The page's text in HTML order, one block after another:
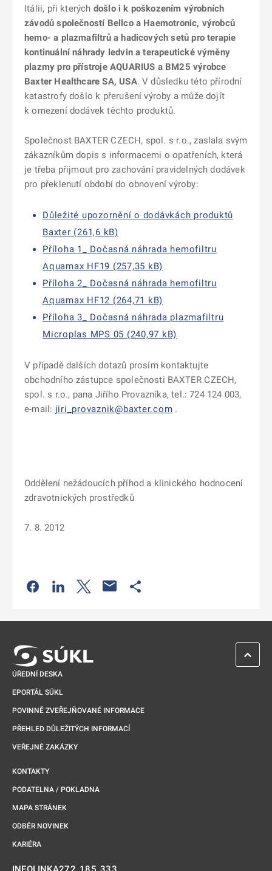
Itálii, při kterých došlo i k poškozením výrobních
závodů společností Bellco a Haemotronic, výrobců
hemo- a plazmafiltrů a hadicových setů pro terapie
kontinuální náhrady ledvin a terapeutické výměny
plazmy pro přístroje AQUARIUS a BM25 výrobce
Baxter Healthcare SA, USA. V důsledku této přírodní
katastrofy došlo k přerušení výroby a může dojít
k omezení dodávek těchto produktů.
Společnost BAXTER CZECH, spol. s r.o., zaslala svým
zákazníkům dopis s informacemi o opatřeních, která
je třeba přijmout pro zachování pravidelných dodávek
pro překlenutí období do obnovení výroby:
Důležité upozornění o dodávkách produktů
Baxter (261,6 kB)
Příloha 1_ Dočasná náhrada hemofiltru
Aquamax HF19 (257,35 kB)
Příloha 2_ Dočasná náhrada hemofiltru
Aquamax HF12 (264,71 kB)
Příloha 3_ Dočasná náhrada plazmafiltru
Microplas MPS 05 (240,97 kB)
V případě dalších dotazů prosím kontaktujte
obchodního zástupce společnosti BAXTER CZECH,
spol. s r.o., pana Jiřího Provazníka, tel.: 724 124 003,
e-mail: jiri_provaznik@baxter.com .
Oddělení nežádoucích příhod a klinického hodnocení
zdravotnických prostředků
7. 8. 2012
Odkaz se otevře na nové kartě
Odkaz se otevře na nové kartě
Odkaz se otevře na nové kartě
ÚŘEDNÍ DESKA
EPORTÁL SÚKL
POVINNĚ ZVEŘEJŇOVANÉ INFORMACE
PŘEHLED DŮLEŽITÝCH INFORMACÍ
VEŘEJNÉ ZAKÁZKY
KONTAKTY
PODATELNA / POKLADNA
MAPA STRÁNEK
ODBĚR NOVINEK
KARIÉRA
ZPĚT